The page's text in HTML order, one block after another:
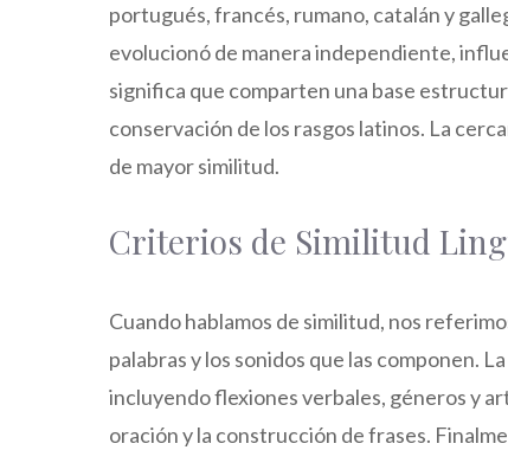
portugués, francés, rumano, catalán y
evolucionó de manera independiente,
significa que comparten una base
conservación de los rasgos latinos. La
de mayor similitud.
Criterios de Similitud
Cuando hablamos de similitud, nos
palabras y los sonidos que las componen.
incluyendo flexiones verbales, géneros y
oración y la construcción de frases.